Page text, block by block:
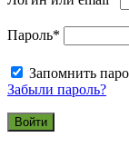
Пароль*
Запомнить
Забыли пароль?